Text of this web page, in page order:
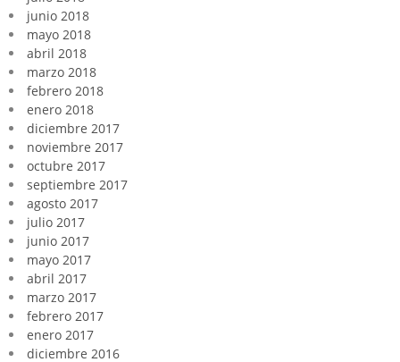
junio 2018
mayo 2018
abril 2018
marzo 2018
febrero 2018
enero 2018
diciembre 2017
noviembre 2017
octubre 2017
septiembre 2017
agosto 2017
julio 2017
junio 2017
mayo 2017
abril 2017
marzo 2017
febrero 2017
enero 2017
diciembre 2016